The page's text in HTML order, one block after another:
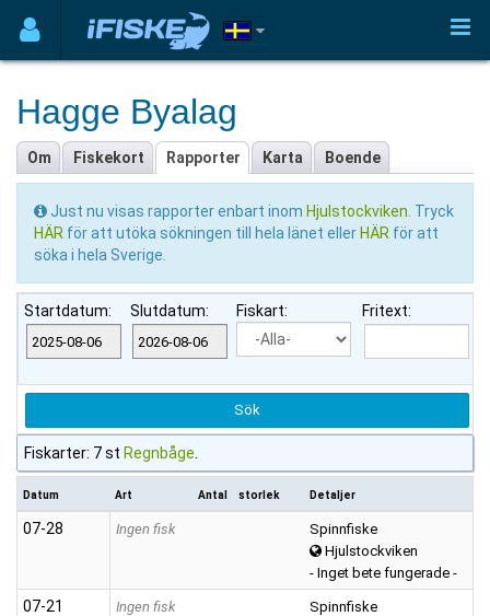
Hagge Byalag
Om Fiskekort Rapporter Karta Boende
Just nu visas rapporter enbart inom Hjulstockviken . Tryck
HÄR för att utöka sökningen till hela länet eller HÄR för att
söka i hela Sverige.
Startdatum: Slutdatum: Fiskart: Fritext:
Fiskarter: 7 st Regnbåge
Datum Art Antal storlek Detaljer
07‑28 Ingen fisk
Spinnfiske
Hjulstockviken
- Inget bete fungerade -
07‑21 Ingen fisk
Spinnfiske